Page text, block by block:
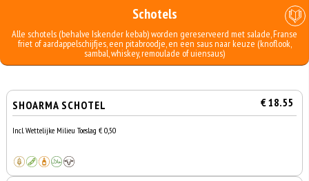
Schotels
Alle schotels (behalve Iskender kebab) worden gereserveerd met salade, Franse
friet of aardappelschijfjes, een pitabroodje, en een saus naar keuze (knoflook,
sambal, whiskey, remoulade of uiensaus)
SHOARMA SCHOTEL € 18.55
Incl. Wettelijke Milieu Toeslag € 0,50